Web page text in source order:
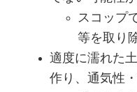
スコップ
等を取り
適度に濡れた
作り、通気性